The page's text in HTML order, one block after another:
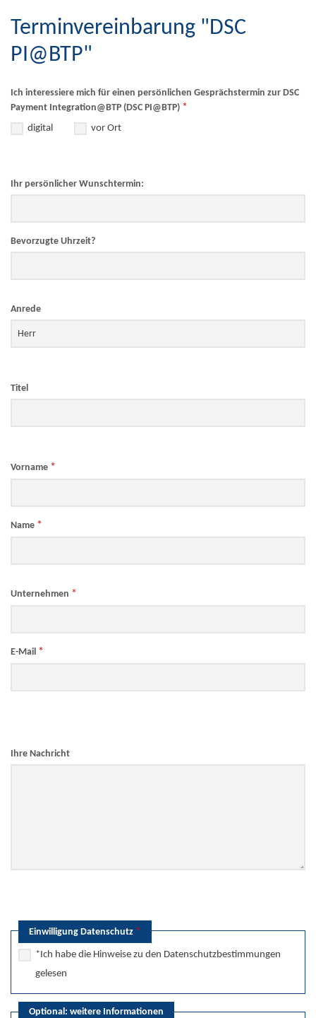
Terminvereinbarung "DSC
PI@BTP"
Ich interessiere mich für einen persönlichen Gesprächstermin zur DSC
Payment Integration@BTP (DSC PI@BTP) *
digital vor Ort
Ihr persönlicher Wunschtermin:
Bevorzugte Uhrzeit?
Anrede
Titel
Vorname *
Name *
Unternehmen *
E-Mail *
Ihre Nachricht
Einwilligung Datenschutz *
*Ich habe die Hinweise zu den Datenschutzbestimmungen
gelesen
Optional: weitere Informationen